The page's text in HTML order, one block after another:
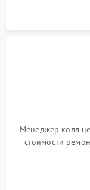
Менеджер колл
стоимости